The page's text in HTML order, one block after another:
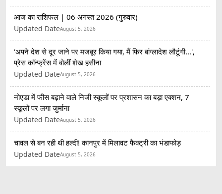
आज का राशिफल | 06 अगस्त 2026 (गुरुवार)
Updated DateAugust 5, 2026
'अपने देश से दूर जाने पर मजबूर किया गया, मैं फिर बांग्लादेश लौटूंगी...',
प्रेस कॉन्फ्रेंस में बोलीं शेख हसीना
Updated DateAugust 5, 2026
नोएडा में फीस बढ़ाने वाले निजी स्कूलों पर प्रशासन का बड़ा एक्शन, 7
स्कूलों पर लगा जुर्माना
Updated DateAugust 5, 2026
चावल से बन रही थी हल्दी! कानपुर में मिलावट फैक्ट्री का भंडाफोड़
Updated DateAugust 5, 2026